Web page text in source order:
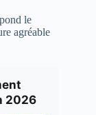
le
agréable
2026